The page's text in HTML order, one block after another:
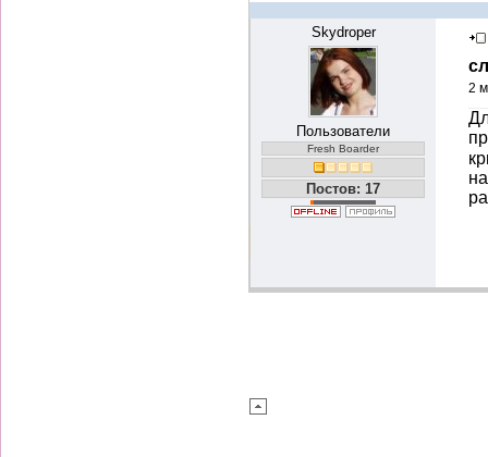
Skydroper
Пользователи
Fresh Boarder
Постов: 17
2